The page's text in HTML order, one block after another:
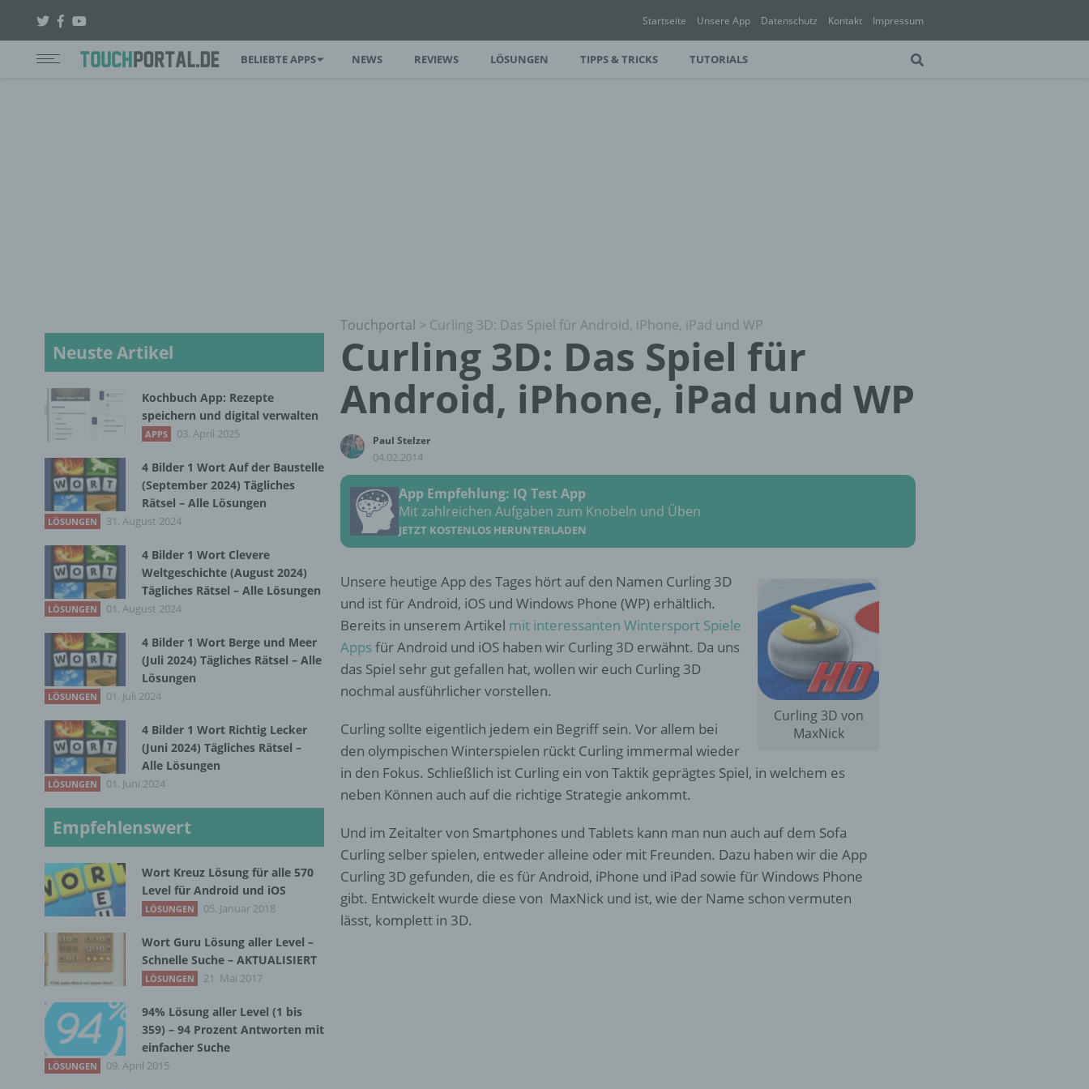
Startseite Unsere App Datenschutz Kontakt Impressum
BELIEBTE APPS NEWS REVIEWS LÖSUNGEN TIPPS & TRICKS TUTORIALS
Touchportal > Curling 3D: Das Spiel für Android, iPhone, iPad und WP
Curling 3D: Das Spiel für
Android, iPhone, iPad und WP
Paul Stelzer
04.02.2014
App Empfehlung: IQ Test App
Mit zahlreichen Aufgaben zum Knobeln und Üben
JETZT KOSTENLOS HERUNTERLADEN
Curling 3D von
MaxNick
Unsere heutige App des Tages hört auf den Namen Curling 3D
und ist für Android, iOS und Windows Phone (WP) erhältlich.
Bereits in unserem Artikel mit interessanten Wintersport Spiele
Apps für Android und iOS haben wir Curling 3D erwähnt. Da uns
das Spiel sehr gut gefallen hat, wollen wir euch Curling 3D
nochmal ausführlicher vorstellen.
Curling sollte eigentlich jedem ein Begriff sein. Vor allem bei
den olympischen Winterspielen rückt Curling immermal wieder
in den Fokus. Schließlich ist Curling ein von Taktik geprägtes Spiel, in welchem es
neben Können auch auf die richtige Strategie ankommt.
Und im Zeitalter von Smartphones und Tablets kann man nun auch auf dem Sofa
Curling selber spielen, entweder alleine oder mit Freunden. Dazu haben wir die App
Curling 3D gefunden, die es für Android, iPhone und iPad sowie für Windows Phone
gibt. Entwickelt wurde diese von MaxNick und ist, wie der Name schon vermuten
lässt, komplett in 3D.
Neuste Artikel
Kochbuch App: Rezepte
speichern und digital verwalten
APPS 03. April 2025
4 Bilder 1 Wort Auf der Baustelle
(September 2024) Tägliches
Rätsel – Alle Lösungen
LÖSUNGEN 31. August 2024
4 Bilder 1 Wort Clevere
Weltgeschichte (August 2024)
Tägliches Rätsel – Alle Lösungen
LÖSUNGEN 01. August 2024
4 Bilder 1 Wort Berge und Meer
(Juli 2024) Tägliches Rätsel – Alle
Lösungen
LÖSUNGEN 01. Juli 2024
4 Bilder 1 Wort Richtig Lecker
(Juni 2024) Tägliches Rätsel –
Alle Lösungen
LÖSUNGEN 01. Juni 2024
Empfehlenswert
Wort Kreuz Lösung für alle 570
Level für Android und iOS
LÖSUNGEN 05. Januar 2018
Wort Guru Lösung aller Level –
Schnelle Suche – AKTUALISIERT
LÖSUNGEN 21. Mai 2017
94% Lösung aller Level (1 bis
359) – 94 Prozent Antworten mit
einfacher Suche
LÖSUNGEN 09. April 2015